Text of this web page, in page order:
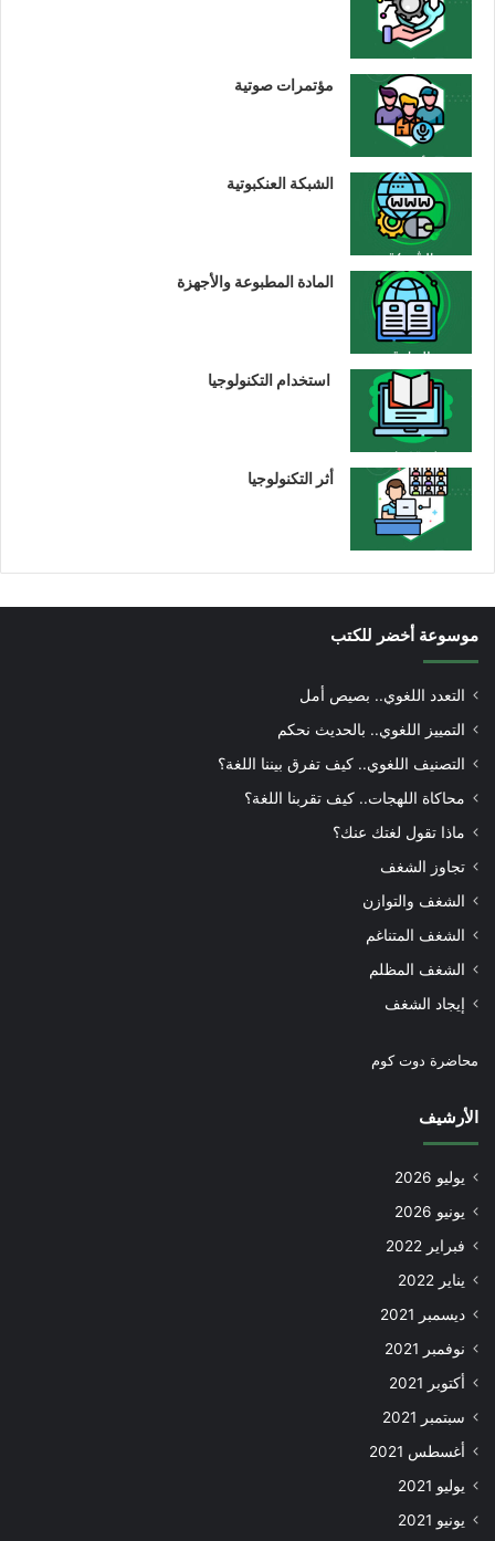
مؤتمرات صوتية
الشبكة العنكبوتية
المادة المطبوعة والأجهزة
استخدام التكنولوجيا
أثر التكنولوجيا
موسوعة أخضر للكتب
التعدد اللغوي.. بصيص أمل
التمييز اللغوي.. بالحديث نحكم
التصنيف اللغوي.. كيف تفرق بيننا اللغة؟
محاكاة اللهجات.. كيف تقربنا اللغة؟
ماذا تقول لغتك عنك؟
تجاوز الشغف
الشغف والتوازن
الشغف المتناغم
الشغف المظلم
إيجاد الشغف
محاضرة دوت كوم
الأرشيف
يوليو 2026
يونيو 2026
فبراير 2022
يناير 2022
ديسمبر 2021
نوفمبر 2021
أكتوبر 2021
سبتمبر 2021
أغسطس 2021
يوليو 2021
يونيو 2021